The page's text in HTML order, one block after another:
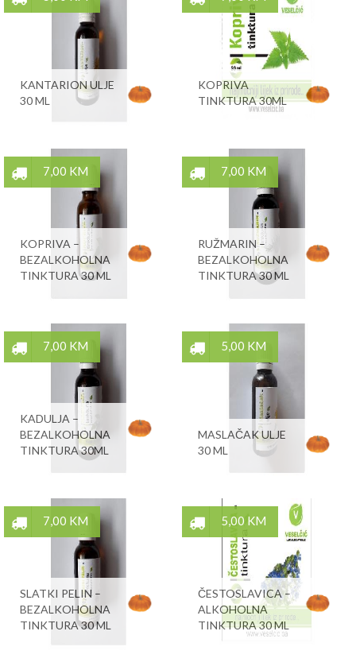
KANTARION ULJE
30 ML
KOPRIVA
TINKTURA 30ML
7,00 KM
KOPRIVA –
BEZALKOHOLNA
TINKTURA 30 ML
7,00 KM
RUŽMARIN –
BEZALKOHOLNA
TINKTURA 30 ML
7,00 KM
KADULJA –
BEZALKOHOLNA
TINKTURA 30ML
5,00 KM
MASLAČAK ULJE
30 ML
7,00 KM
SLATKI PELIN –
BEZALKOHOLNA
TINKTURA 30 ML
5,00 KM
ČESTOSLAVICA –
ALKOHOLNA
TINKTURA 30 ML